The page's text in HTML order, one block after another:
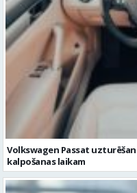
Volkswagen Passat
kalpošanas laikam